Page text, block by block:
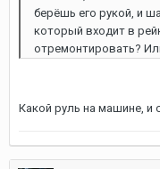
берёшь его рукой, и
который входит в
отремонтировать?
Какой руль на машине,